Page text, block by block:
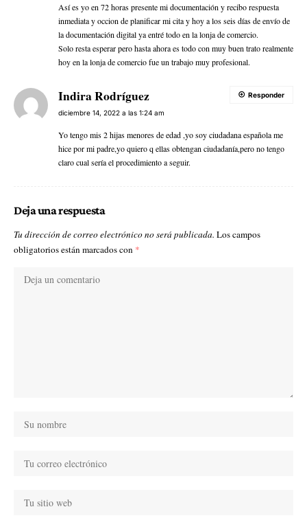
Así es yo en 72 horas presente mi documentación y recibo respuesta
inmediata y occion de planificar mi cita y hoy a los seis días de envío de
la documentación digital ya entré todo en la lonja de comercio.
Solo resta esperar pero hasta ahora es todo con muy buen trato realmente
hoy en la lonja de comercio fue un trabajo muy profesional.
Indira Rodríguez
diciembre 14, 2022 a las 1:24 am
Yo tengo mis 2 hijas menores de edad ,yo soy ciudadana española me
hice por mi padre,yo quiero q ellas obtengan ciudadanía,pero no tengo
claro cual sería el procedimiento a seguir.
Responder
Deja una respuesta
Tu dirección de correo electrónico no será publicada. Los campos
obligatorios están marcados con *